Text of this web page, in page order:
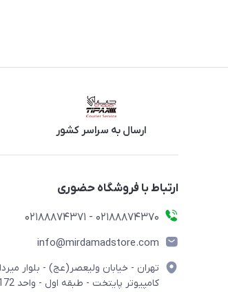
ارسال به سراسر کشور
ارتباط با فروشگاه حضوری
02188874370 - 02188874371
info@mirdamadstore.com
تهران - خیابان ولیعصر(عج) - بلوار
کامپیوتر پایتخت - طبقه اول - واحد 172